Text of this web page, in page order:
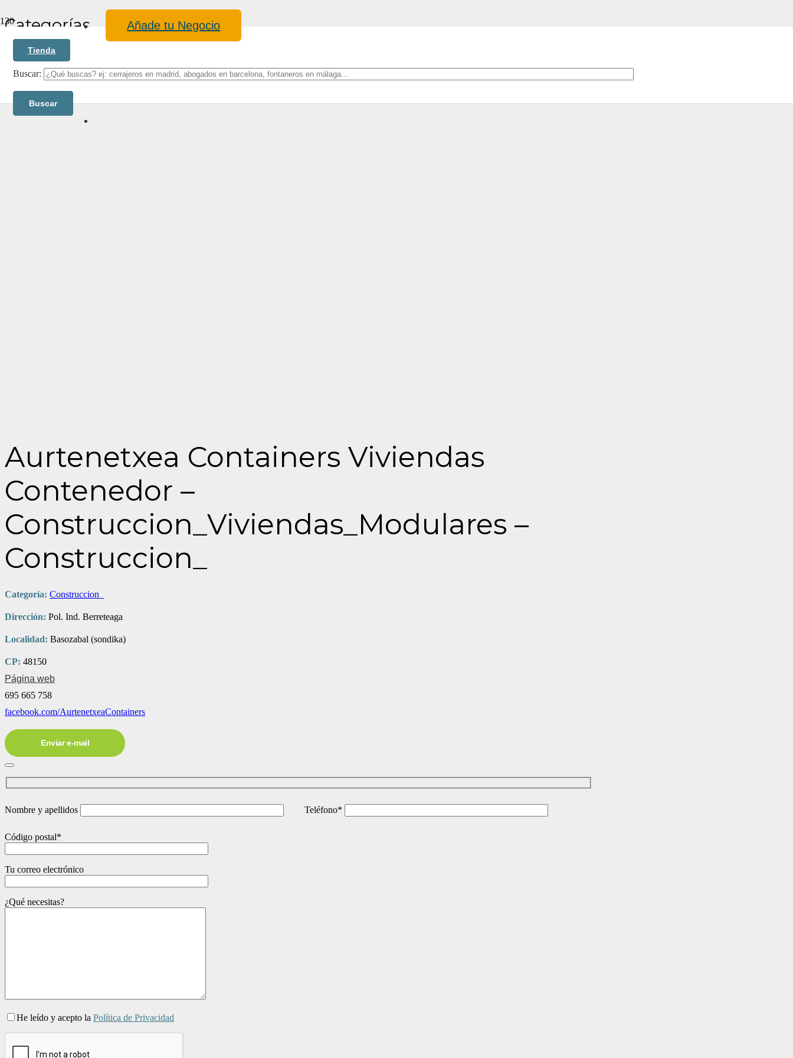
Tienda
Añade tu Negocio
Blog
Buscar:
Categorías
Aurtenetxea Containers Viviendas
Contenedor –
Construccion_Viviendas_Modulares –
Construccion_
Categoría: Construccion_
Dirección: Pol. Ind. Berreteaga
Localidad: Basozabal (sondika)
CP: 48150
Página web
695 665 758
facebook.com/AurtenetxeaContainers
Enviar e-mail
Nombre y apellidos Teléfono*
Código postal*
Tu correo electrónico
¿Qué necesitas?
He leído y acepto la Política de Privacidad